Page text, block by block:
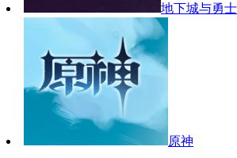
地下城与勇士
原神